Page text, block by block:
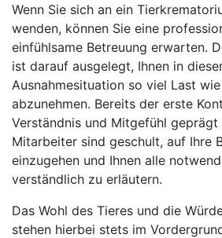
Wenn Sie sich an ein
wenden, können Sie eine
einfühlsame Betreuung erwarten.
ist darauf ausgelegt, Ihnen in
Ausnahmesituation so viel Last
abzunehmen. Bereits der erste
Verständnis und Mitgefühl geprägt
Mitarbeiter sind geschult, auf Ihre
einzugehen und Ihnen alle
verständlich zu erläutern.
Das Wohl des Tieres und die
stehen hierbei stets im